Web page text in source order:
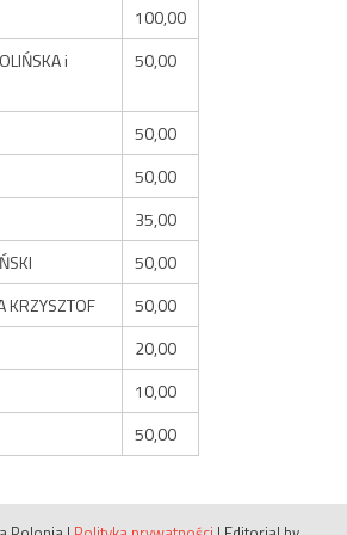
100,00
i
50,00
50,00
50,00
35,00
50,00
KRZYSZTOF
50,00
20,00
10,00
50,00